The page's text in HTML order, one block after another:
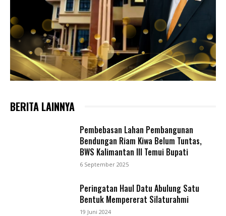
BERITA LAINNYA
Pembebasan Lahan Pembangunan
Bendungan Riam Kiwa Belum Tuntas,
BWS Kalimantan III Temui Bupati
6 September 2025
Peringatan Haul Datu Abulung Satu
Bentuk Mempererat Silaturahmi
19 Juni 2024